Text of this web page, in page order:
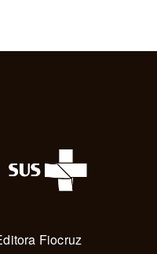
Fiocruz